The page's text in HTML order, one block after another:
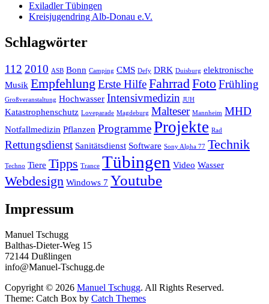
Exiladler Tübingen
Kreisjugendring Alb-Donau e.V.
Schlagwörter
112 2010 ASB Bonn Camping CMS Defy DRK Duisburg elektronische
Musik Empfehlung Erste HilfeFahrradFotoFrühling
Großveranstaltung Hochwasser Intensivmedizin JUH
Katastrophenschutz Loveparade Magdeburg Malteser Mannheim MHD
Notfallmedizin Pflanzen ProgrammeProjekte Rad
Rettungsdienst Sanitätsdienst Software Sony Alpha 77 Technik
Techno Tiere Tipps Trance Tübingen Video Wasser
Webdesign Windows 7 Youtube
Impressum
Manuel Tschugg
Balthas-Dieter-Weg 15
72144 Dußlingen
info@Manuel-Tschugg.de
Copyright © 2026 Manuel Tschugg. All Rights Reserved.
Theme: Catch Box by Catch Themes